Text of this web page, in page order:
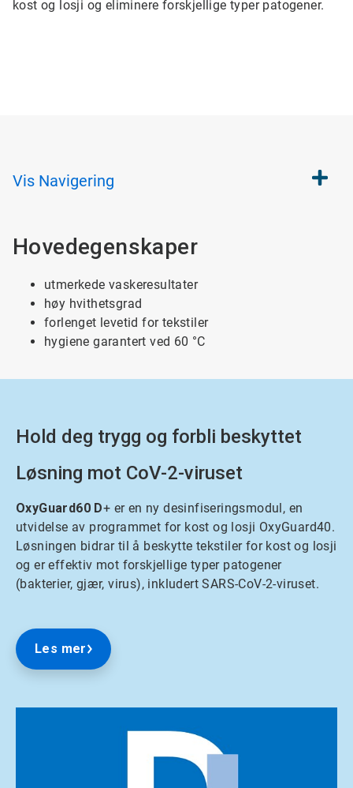
kost og losji og eliminere forskjellige typer patogener.
Vis Navigering
Hovedegenskaper
utmerkede vaskeresultater
høy hvithetsgrad
forlenget levetid for tekstiler
hygiene garantert ved 60 °C
Hold deg trygg og forbli beskyttet
Løsning mot CoV-2-viruset
OxyGuard60 D+ er en ny desinfiseringsmodul, en
utvidelse av programmet for kost og losji OxyGuard40.
Løsningen bidrar til å beskytte tekstiler for kost og losji
og er effektiv mot forskjellige typer patogener
(bakterier, gjær, virus), inkludert SARS-CoV-2-viruset.
Les mer